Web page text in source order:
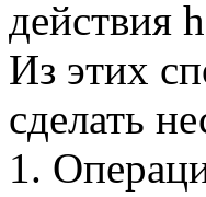
действия
Из этих
сделать
1.